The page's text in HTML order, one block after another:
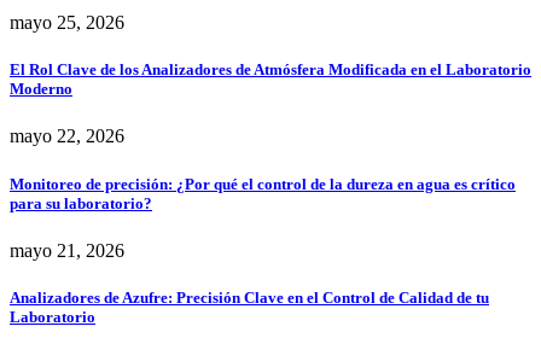
mayo 25, 2026
El Rol Clave de los Analizadores de Atmósfera Modificada en el Laboratorio
Moderno
mayo 22, 2026
Monitoreo de precisión: ¿Por qué el control de la dureza en agua es crítico
para su laboratorio?
mayo 21, 2026
Analizadores de Azufre: Precisión Clave en el Control de Calidad de tu
Laboratorio